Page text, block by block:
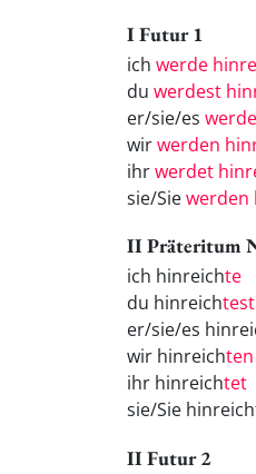
I Futur 1
ich werde
du werdest
er/sie/es
wirwerden
ihrwerdet
sie/Siewerden
II Präteritum
ich hinreichte
du hinreichtest
er/sie/es
wir hinreichten
ihr hinreichtet
sie/Sie hinreich
II Futur 2